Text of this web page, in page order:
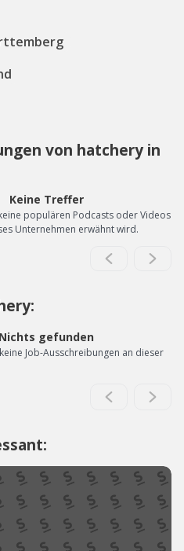
von hatchery in
Keine Treffer
populären Podcasts oder Videos
Unternehmen erwähnt wird.
Nichts gefunden
Job-Ausschreibungen an dieser